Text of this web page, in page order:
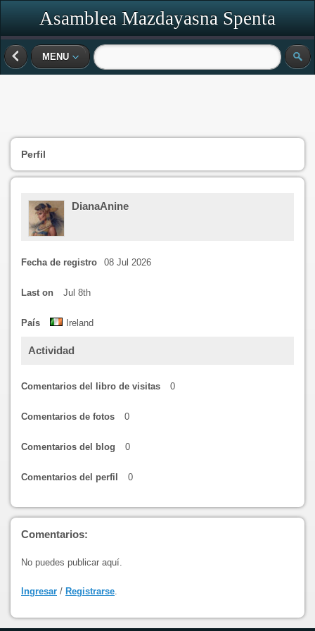
Asamblea Mazdayasna Spenta
MENU
Perfil
DianaAnine
Fecha de registro 08 Jul 2026
Last on Jul 8th
País Ireland
Actividad
Comentarios del libro de visitas 0
Comentarios de fotos 0
Comentarios del blog 0
Comentarios del perfil 0
Comentarios:
No puedes publicar aquí.
Ingresar / Registrarse.